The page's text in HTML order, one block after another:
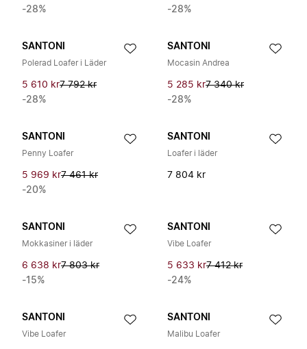
-28%
-28%
SANTONI
Polerad Loafer i Läder
5 610 kr7 792 kr
-28%
SANTONI
Mocasin Andrea
5 285 kr7 340 kr
-28%
SANTONI
Penny Loafer
5 969 kr7 461 kr
-20%
SANTONI
Loafer i läder
7 804 kr
SANTONI
Mokkasiner i läder
6 638 kr7 803 kr
-15%
SANTONI
Vibe Loafer
5 633 kr7 412 kr
-24%
SANTONI
Vibe Loafer
SANTONI
Malibu Loafer